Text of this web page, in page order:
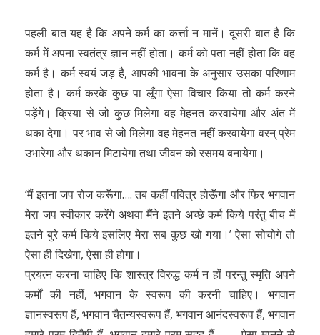
पहली बात यह है कि अपने कर्म का कर्त्ता न मानें। दूसरी बात है कि
कर्म में अपना स्वतंत्र ज्ञान नहीं होता। कर्म को पता नहीं होता कि वह
कर्म है। कर्म स्वयं जड़ है, आपकी भावना के अनुसार उसका परिणाम
होता है। कर्म करके कुछ पा लूँगा ऐसा विचार किया तो कर्म करने
पड़ेंगे। क्रिया से जो कुछ मिलेगा वह मेहनत करवायेगा और अंत में
थका देगा। पर भाव से जो मिलेगा वह मेहनत नहीं करवायेगा वरन् प्रेम
उभारेगा और थकान मिटायेगा तथा जीवन को रसमय बनायेगा।
‘मैं इतना जप रोज करूँगा…. तब कहीं पवित्र होऊँगा और फिर भगवान
मेरा जप स्वीकार करेंगे अथवा मैंने इतने अच्छे कर्म किये परंतु बीच में
इतने बुरे कर्म किये इसलिए मेरा सब कुछ खो गया।’ ऐसा सोचोगे तो
ऐसा ही दिखेगा, ऐसा ही होगा।
प्रयत्न करना चाहिए कि शास्त्र विरुद्ध कर्म न हों परन्तु स्मृति अपने
कर्मों की नहीं, भगवान के स्वरूप की करनी चाहिए। भगवान
ज्ञानस्वरूप हैं, भगवान चैतन्यस्वरूप हैं, भगवान आनंदस्वरूप हैं, भगवान